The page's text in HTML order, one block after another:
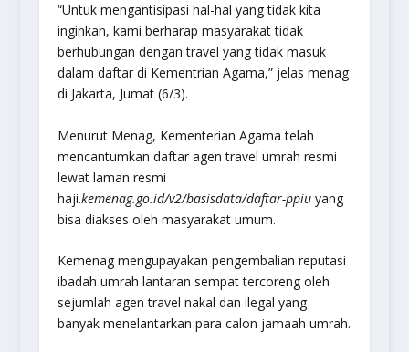
“Untuk mengantisipasi hal-hal yang tidak kita
inginkan, kami berharap masyarakat tidak
berhubungan dengan travel yang tidak masuk
dalam daftar di Kementrian Agama,” jelas menag
di Jakarta, Jumat (6/3).
Menurut Menag, Kementerian Agama telah
mencantumkan daftar agen travel umrah resmi
lewat laman resmi
haji.kemenag.go.id/v2/basisdata/daftar-ppiuyang
bisa diakses oleh masyarakat umum.
Kemenag mengupayakan pengembalian reputasi
ibadah umrah lantaran sempat tercoreng oleh
sejumlah agen travel nakal dan ilegal yang
banyak menelantarkan para calon jamaah umrah.